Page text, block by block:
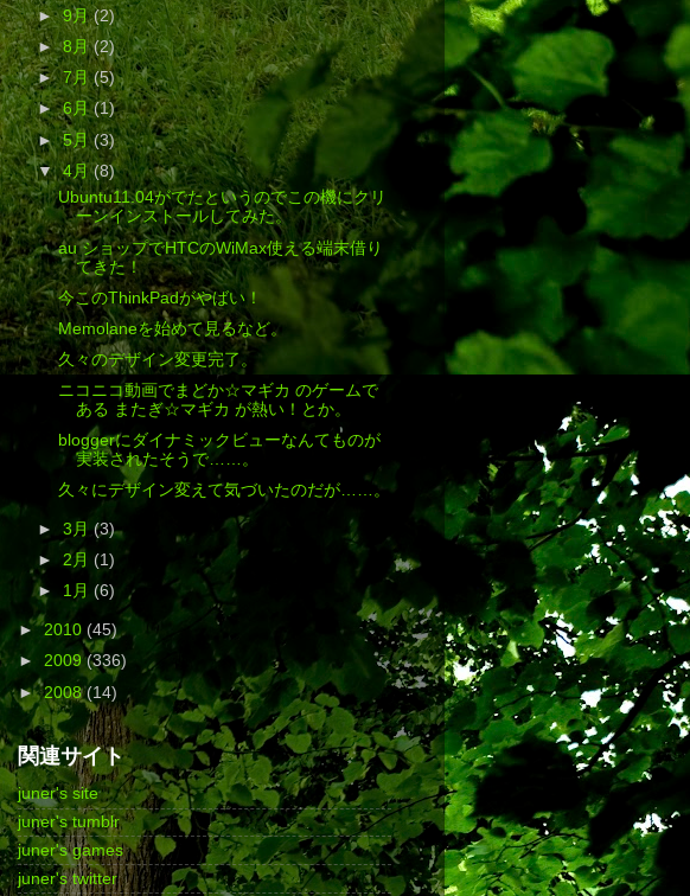
►9月(2)
►8月(2)
►7月(5)
►6月(1)
►5月(3)
▼4月(8)
Ubuntu11.04がでたというのでこの機にクリ
ーンインストールしてみた。
au ショップでHTCのWiMax使える端末借り
てきた！
今このThinkPadがやばい！
Memolaneを始めて見るなど。
久々のデザイン変更完了。
ニコニコ動画でまどか☆マギカ のゲームで
ある またぎ☆マギカ が熱い！とか。
bloggerにダイナミックビューなんてものが
実装されたそうで……。
久々にデザイン変えて気づいたのだが……。
►3月(3)
►2月 (1)
► 1月(6)
►2010 (45)
► 2009(336)
►2008(14)
関連サイト
juner's site
juner's tumblr
juner's games
juner's twitter